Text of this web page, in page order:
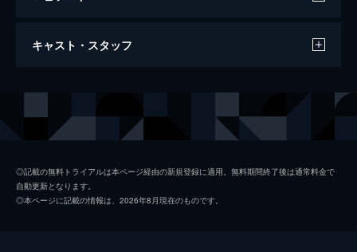
カメラを止めるな！
キャスト・スタッフ
日暮真央 真魚
◎記載の無料トライアルは本ページ経由の新規登録に適用。無料期間終了後は通常料金で
自動更新となります。
◎本ページに記載の情報は、2026年8月現在のものです。